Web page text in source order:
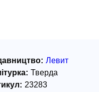
Левит
Тверда
23283